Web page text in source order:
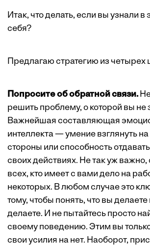
Итак, что делать, если вы узнали в
себя?
Предлагаю стратегию из четырех
Попросите об обратной связи.
решить проблему, о которой вы не
Важнейшая составляющая
интеллекта — умение взглянуть
стороны или способность
своих действиях. Не так уж важно,
всех, кто имеет с вами дело на
некоторых. В любом случае это
тому, чтобы понять, что вы делаете
делаете. И не пытайтесь просто
своему поведению. Этим вы
свои усилия на нет. Наоборот,